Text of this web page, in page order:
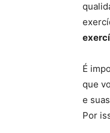
É
que
e
Por